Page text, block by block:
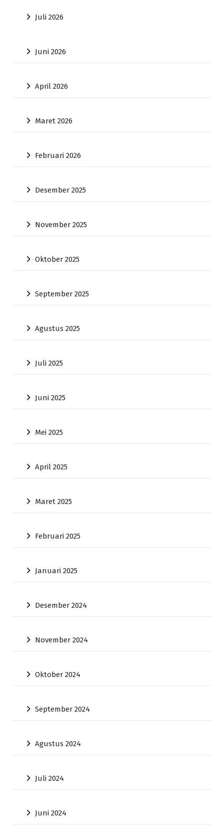
Juli 2026
Juni 2026
April 2026
Maret 2026
Februari 2026
Desember 2025
November 2025
Oktober 2025
September 2025
Agustus 2025
Juli 2025
Juni 2025
Mei 2025
April 2025
Maret 2025
Februari 2025
Januari 2025
Desember 2024
November 2024
Oktober 2024
September 2024
Agustus 2024
Juli 2024
Juni 2024